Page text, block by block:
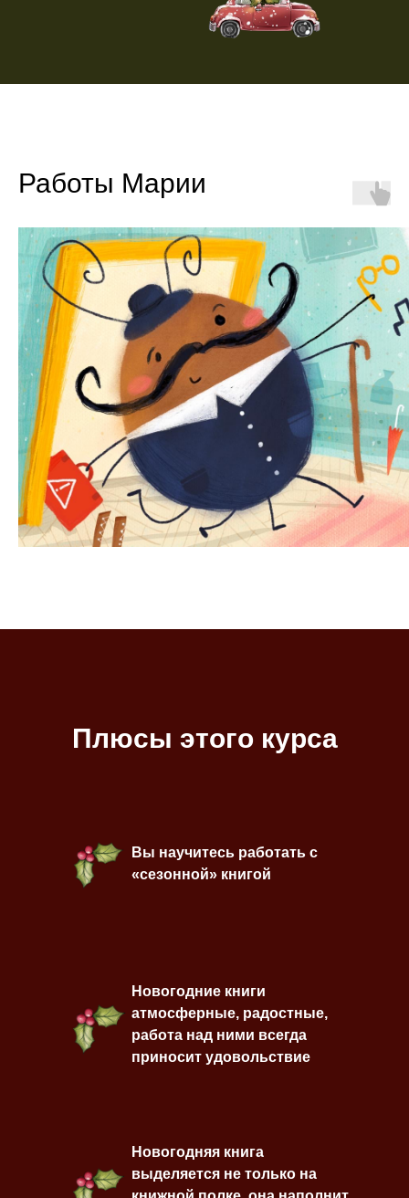
Работы Марии
Плюсы этого курса
Вы научитесь работать с
«сезонной» книгой
Новогодние книги
атмосферные, радостные,
работа над ними всегда
приносит удовольствие
Новогодняя книга
выделяется не только на